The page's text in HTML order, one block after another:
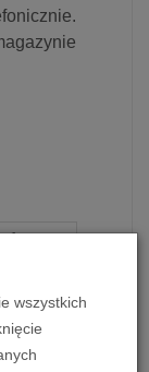
szt.
koszyka
wszystkich